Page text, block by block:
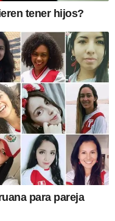
tener hijos?
para pareja